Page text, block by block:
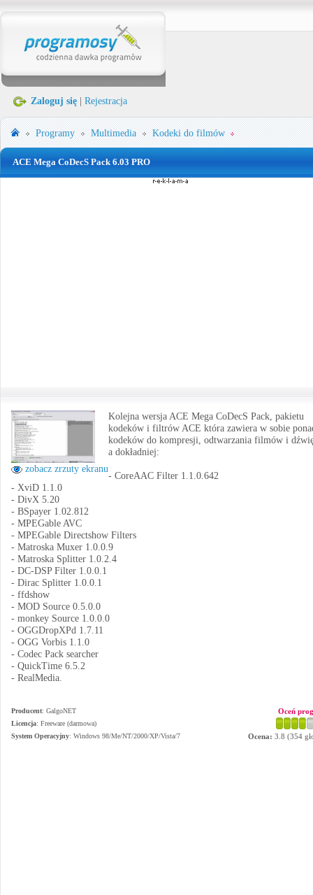
Zaloguj się Rejestracja
Programy Multimedia Kodeki do filmów
ACE Mega CoDecS Pack 6.03 PRO
zobacz zrzuty ekranu
Kolejna wersja ACE Mega CoDecS Pack, pakietu
kodeków i filtrów ACE która zawiera w sobie
kodeków do kompresji, odtwarzania filmów i
a dokładniej:
- CoreAAC Filter 1.1.0.642
- XviD 1.1.0
- DivX 5.20
- BSpayer 1.02.812
- MPEGable AVC
- MPEGable Directshow Filters
- Matroska Muxer 1.0.0.9
- Matroska Splitter 1.0.2.4
- DC-DSP Filter 1.0.0.1
- Dirac Splitter 1.0.0.1
- ffdshow
- MOD Source 0.5.0.0
- monkey Source 1.0.0.0
- OGGDropXPd 1.7.11
- OGG Vorbis 1.1.0
- Codec Pack searcher
- QuickTime 6.5.2
- RealMedia.
Producent: GalgoNET
Licencja: Freeware (darmowa)
System Operacyjny: Windows 98/Me/NT/2000/XP/Vista/7
Oceń
Ocena: 3.8 (354